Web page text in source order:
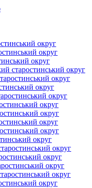
округ
округ
округ
старостинський округ
округ
округ
округ
округ
округ
округ
округ
округ
округ
округ
округ
округ
округ